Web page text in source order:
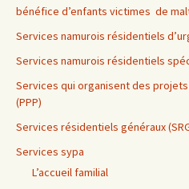
bénéfice d’enfants victimes de
Services namurois résidentiels
Services namurois résidentiels
Services qui organisent des
(PPP)
Services résidentiels généraux
Services sypa
L’accueil familial